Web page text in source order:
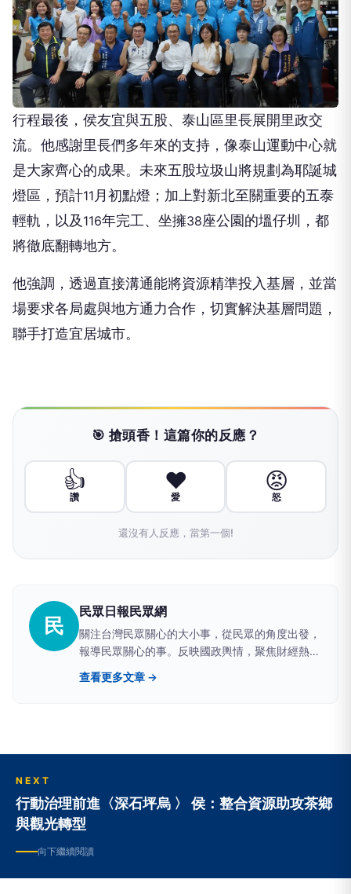
行程最後，侯友宜與五股、泰山區里長展開里政交
流。他感謝里長們多年來的支持，像泰山運動中心就
是大家齊心的成果。未來五股垃圾山將規劃為耶誕城
燈區，預計11 月初點燈；加上對新北至關重要的五泰
輕軌，以及 116年完工、坐擁38座公園的塭仔圳，都
將徹底翻轉地方。
​他強調，透過直接溝通能將資源精準投入基層，並當
場要求各局處與地方通力合作，切實解決基層問題，
聯手打造宜居城市。
🎯 搶頭香！這篇你的反應？
👍
讚
❤️
愛
😡
怒
還沒有人反應，當第一個!
民
民眾日報民眾網
關注台灣民眾關心的大小事，從民眾的角度出發，
報導民眾關心的事。反映國政輿情，聚焦財經熱
點，堅持與網路上的鄉民，與馬路上的市民站在一
起。
查看更多文章 →
NEXT
行動治理前進〈深石坪烏 〉 侯：整合資源助攻茶鄉
與觀光轉型
向下繼續閱讀